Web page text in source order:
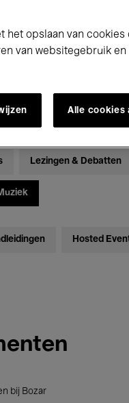
Lezingen & Debatten
Hosted
bij Bozar
het opslaan van cookies
van websitegebruik en
Alle cookies